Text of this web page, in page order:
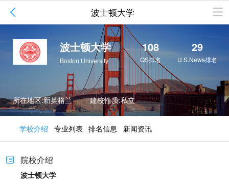
 波士顿大学
波士顿大学
Boston University
108
QS排名
29
U.S.News排名
所在地区:新英格兰 建校性质:私立
学校介绍 专业列表 排名信息 新闻资讯
 院校介绍
波士顿大学